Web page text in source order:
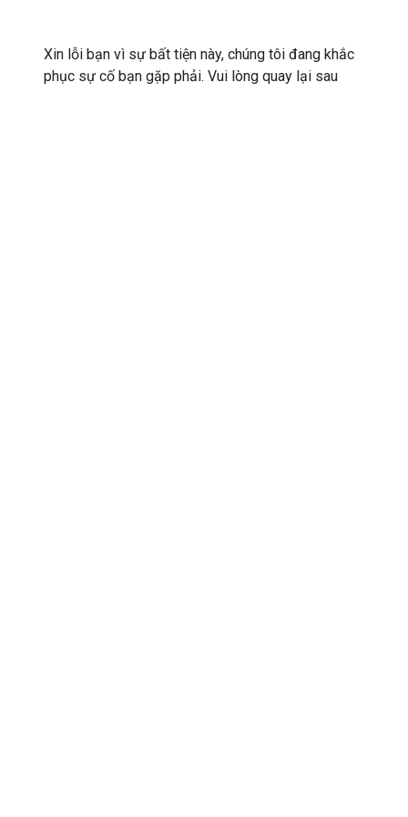
Xin lỗi bạn vì sự bất tiện này, chúng tôi đang khắc
phục sự cố bạn gặp phải. Vui lòng quay lại sau